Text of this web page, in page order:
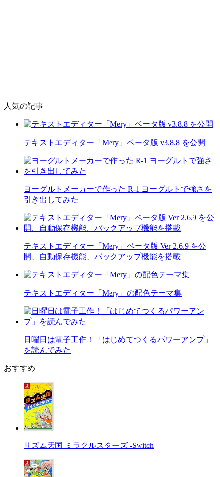
人気の記事
テキストエディター「Mery」ベータ版 v3.8.8 を公開
ヨーグルトメーカーで作った R-1 ヨーグルトで強さを
引き出してみた
テキストエディター「Mery」ベータ版 Ver 2.6.9 を公
開、自動保存機能、バックアップ機能を搭載
テキストエディター「Mery」の配色テーマ集
日曜日は電子工作！「はじめてつくるパワーアンプ」
を読んでみた
おすすめ
リズム天国 ミラクルスターズ -Switch